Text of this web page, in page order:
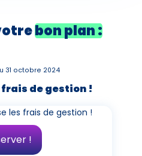
bon plan :
31 octobre 2024
frais de gestion !
les frais de gestion !
!